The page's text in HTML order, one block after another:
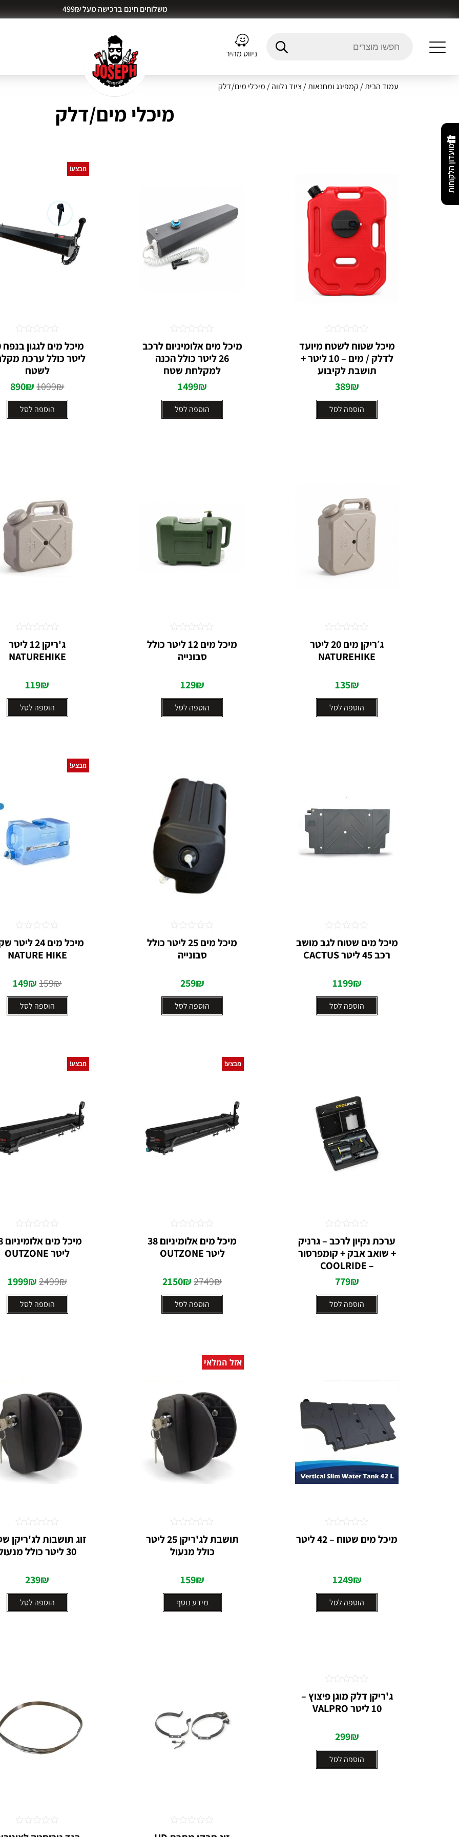
משלוחים חינם ברכישה מעל 499₪
ניווט מהיר
מועדון הלקוחות
עמוד הבית/ קמפינג ומחנאות/ציוד נלווה/ מיכלי מים/דלק
מיכלי מים/דלק
מיכל שטוח לשטח מיועד
לדלק / מים – 10 ליטר +
תושבת לקיבוע
389₪
הוספה לסל
0
מתוך
מיכל מים אלומיניום לרכב
26 ליטר כולל הכנה
למקלחת שטח
1499₪
הוספה לסל
דורג
0
מתוך
מבצע!
ליטר כולל ערכת
לשטח
1099₪
890₪
הוספה לסל
0
ג׳ריקן מים 20 ליטר
NATUREHIKE
135₪
הוספה לסל
דורג
0
מתוך
מיכל מים 12 ליטר כולל
סבונייה
129₪
הוספה לסל
0
ג'ריקן 12 ליטר
NATUREHIKE
119₪
הוספה לסל
0
מתוך
מיכל מים שטוח לגב מושב
רכב 45 ליטר CACTUS
1199₪
הוספה לסל
0
מתוך
מיכל מים 25 ליטר כולל
סבונייה
259₪
הוספה לסל
0
מבצע!
מיכל מים 24
NATURE HIKE
159₪
149₪
הוספה לסל
0
מתוך
ערכת נקיון לרכב – גרניק
+ שואב אבק + קומפרסור
– COOLRIDE
779₪
הוספה לסל
0
מתוך
מבצע!
⁩מיכל מים אלומיניום 38
ליטר OUTZONE⁩
2749₪
2150₪
הוספה לסל
0
מתוך
5
מבצע!
ליטר OUTZONE
2499₪
1999₪
הוספה לסל
0
מתוך
5
מיכל מים שטוח – 42 ליטר
1249₪
הוספה לסל
0
אזל המלאי
תושבת לג'ריקן 25 ליטר
כולל מנעול⁩
159₪
מידע נוסף
דורג
0
זוג תושבות לג'ריקן
30 ליטר כולל מנעול⁩
239₪
הוספה לסל
0
ג'ריקן דלק מוגן פיצוץ –
10 ליטר VALPRO⁩
299₪
הוספה לסל
0
מתוך